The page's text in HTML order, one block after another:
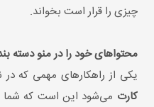
چیزی را قرار است بخواند.
محتواهای خود را در منو دسته
یکی از راهکارهای مهمی که در
کارت می‌شود این است که شما